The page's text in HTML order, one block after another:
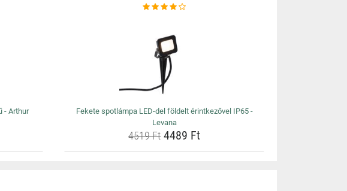
- Arthur
Fekete spotlámpa LED-del földelt érintkezővel IP65 -
Levana
4519 Ft 4489 Ft